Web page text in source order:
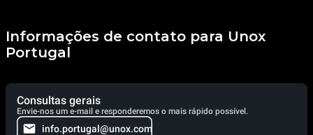
Informações de contato para Unox
Portugal
Consultas gerais
Envie-nos um e-mail e responderemos o mais rápido possível.
info.portugal@unox.com